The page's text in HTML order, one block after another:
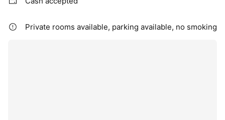
Private rooms available, parking available, no smoking